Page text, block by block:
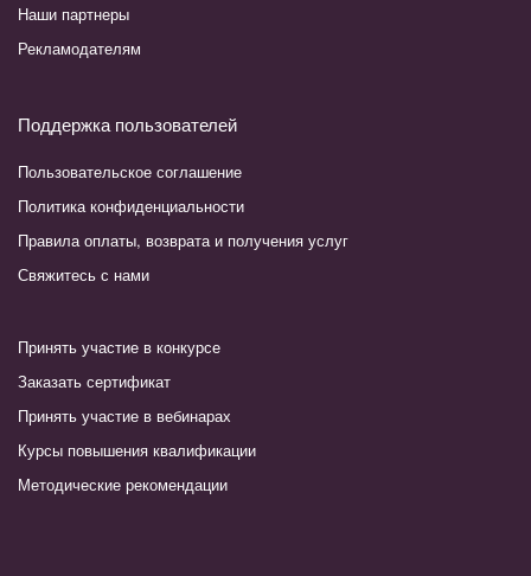
Наши партнеры
Рекламодателям
Поддержка пользователей
Пользовательское соглашение
Политика конфиденциальности
Правила оплаты, возврата и получения услуг
Свяжитесь с нами
Принять участие в конкурсе
Заказать сертификат
Принять участие в вебинарах
Курсы повышения квалификации
Методические рекомендации